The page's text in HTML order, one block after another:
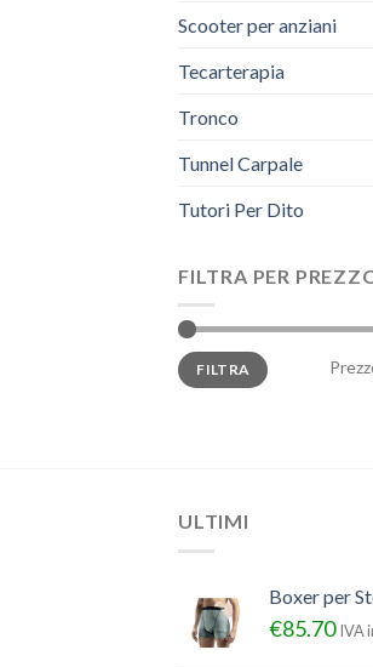
Scooter per anziani
Tecarterapia
Tronco
Tunnel Carpale
Tutori Per Dito
FILTRA PER
Prezzo
Min
Prezzo
MaxFILTRA
ULTIMI
Boxer per
€85.70 IVA